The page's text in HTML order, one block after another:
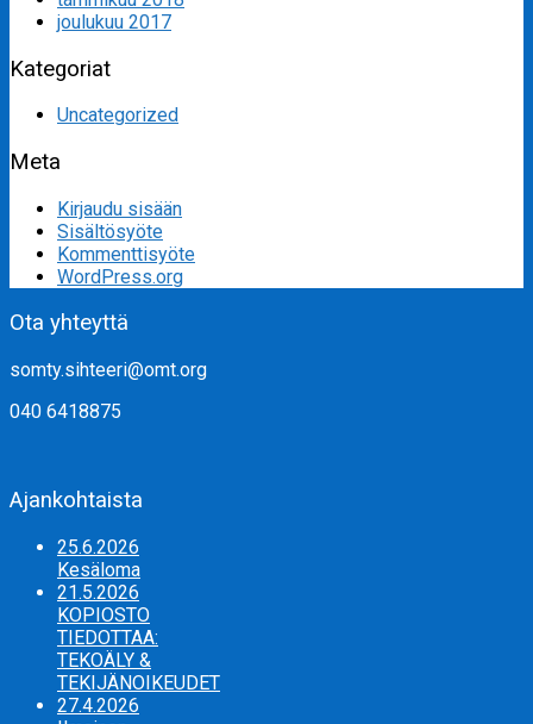
joulukuu 2017
Kategoriat
Uncategorized
Meta
Kirjaudu sisään
Sisältösyöte
Kommenttisyöte
WordPress.org
Ota yhteyttä
somty.sihteeri@omt.org
040 6418875
Ajankohtaista
25.6.2026
Kesäloma
21.5.2026
KOPIOSTO
TIEDOTTAA:
TEKOÄLY &
TEKIJÄNOIKEUDET
27.4.2026